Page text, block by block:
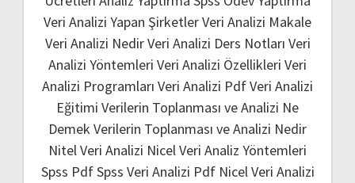
Veri Analizi Yapan ŞirketlerVeri Analizi Makale
Veri Analizi NedirVeri Analizi Ders Notları Veri
Analizi Yöntemleri Veri Analizi Özellikleri Veri
Analizi Programları Veri Analizi PdfVeri Analizi
Eğitimi Verilerin Toplanması ve Analizi Ne
Demek Verilerin Toplanması ve Analizi Nedir
Nitel Veri Analizi Nicel Veri Analiz Yöntemleri
Spss PdfSpss Veri Analizi Pdf Nicel Veri Analizi